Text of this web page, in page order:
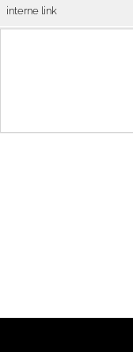
interne link